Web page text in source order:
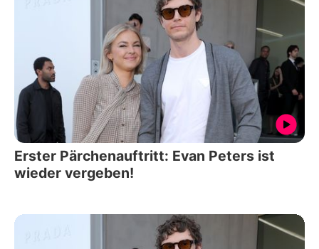
Erster Pärchenauftritt: Evan Peters ist
wieder vergeben!